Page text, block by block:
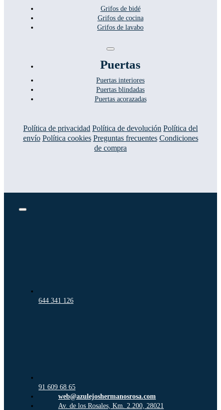
Grifos de bidé
Grifos de cocina
Grifos de lavabo
Toggle
Puertas
Puertas interiores
Puertas blindadas
Puertas acorazadas
Política de privacidad Política de devolución Política del
envío Política cookies Preguntas frecuentes Condiciones
de compra
Toggle
644 341 126
91 609 68 65
web@azulejoshermanosrosa.com
Av. de los Rosales, Km. 2.200, 28021